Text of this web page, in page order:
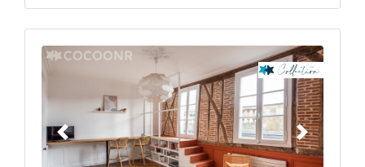
Précédent Suivant